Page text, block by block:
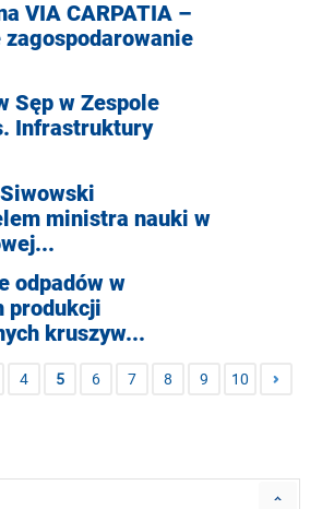
VIA CARPATIA –
zagospodarowanie
Sęp w Zespole
Infrastruktury
ministra nauki w
odpadów w
produkcji
kruszyw...
4 5 6 7 8 9 10